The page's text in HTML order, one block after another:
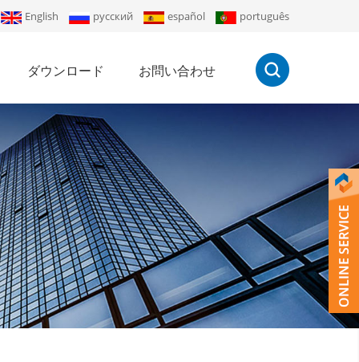
English русский español português
ダウンロード お問い合わせ